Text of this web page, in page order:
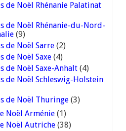
de Noël Rhénanie Palatinat
de Noël Rhénanie-du-Nord-
(9)
de Noël Sarre (2)
de Noël Saxe (4)
de Noël Saxe-Anhalt (4)
de Noël Schleswig-Holstein
de Noël Thuringe (3)
Noël Arménie (1)
Noël Autriche (38)